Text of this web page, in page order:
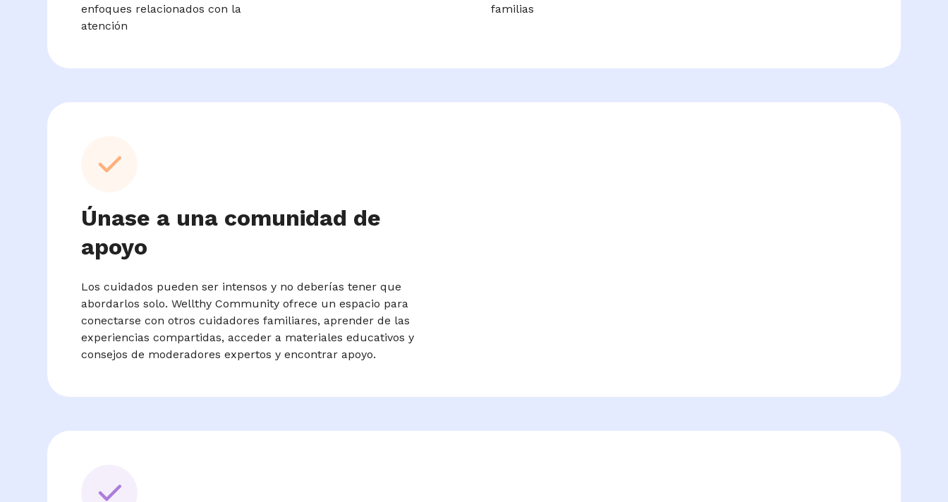
enfoques relacionados con la
atención
familias
Únase a una comunidad de
apoyo
Los cuidados pueden ser intensos y no deberías tener que
abordarlos solo. Wellthy Community ofrece un espacio para
conectarse con otros cuidadores familiares, aprender de las
experiencias compartidas, acceder a materiales educativos y
consejos de moderadores expertos y encontrar apoyo.